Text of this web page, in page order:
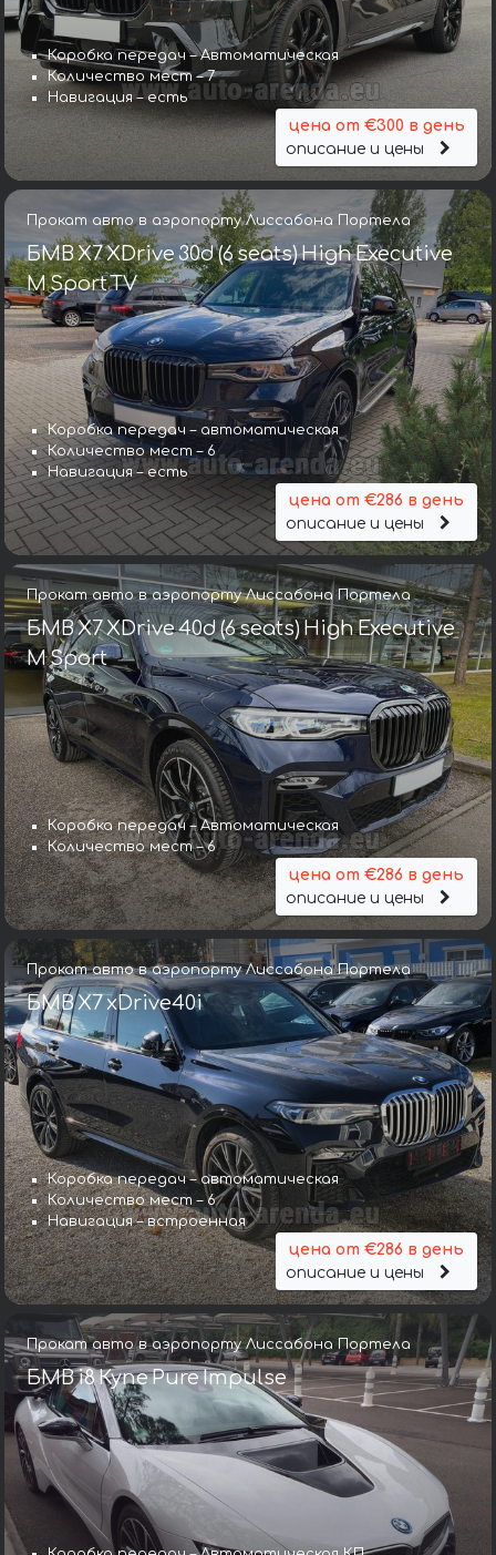
Коробка передач – Автоматическая
Количество мест – 7
Навигация – есть
цена от €300 в день
описание и цены
Прокат авто в аэропорту Лиссабона Портела
БМВ X7 XDrive 30d (6 seats) High Executive
M Sport TV
Коробка передач – автоматическая
Количество мест – 6
Навигация – есть
цена от €286 в день
описание и цены
Прокат авто в аэропорту Лиссабона Портела
БМВ X7 XDrive 40d (6 seats) High Executive
M Sport
Коробка передач – Автоматическая
Количество мест – 6
цена от €286 в день
описание и цены
Прокат авто в аэропорту Лиссабона Портела
БМВ X7 xDrive40i
Коробка передач – автоматическая
Количество мест – 6
Навигация – встроенная
цена от €286 в день
описание и цены
Прокат авто в аэропорту Лиссабона Портела
БМВ i8 Купе Pure Impulse